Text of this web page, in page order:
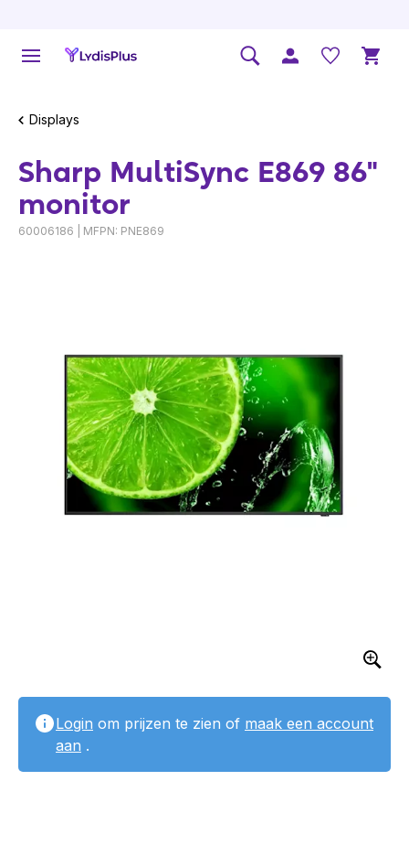
Displays
Sharp MultiSync E869 86"
monitor
60006186 | MFPN: PNE869
Login om prijzen te zien of maak een account
aan .